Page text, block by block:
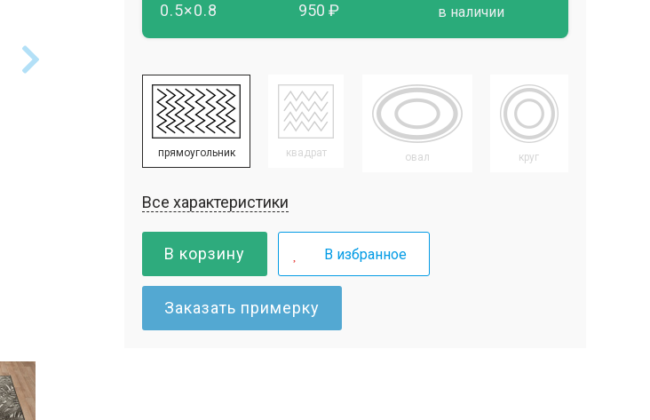
0.5×0.8 950 ₽ в наличии
прямоугольник квадрат овал круг
Все характеристики
В корзину В избранное
Заказать примерку